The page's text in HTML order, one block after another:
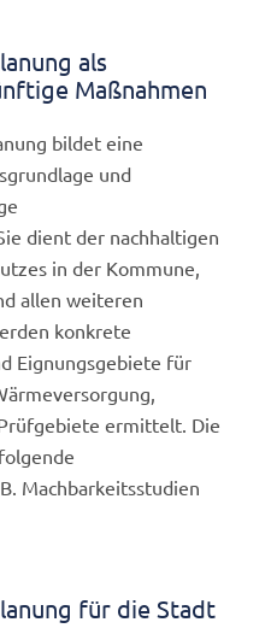
als
Maßnahmen
bildet eine
und
dient der nachhaltigen
in der Kommune,
allen weiteren
konkrete
Eignungsgebiete für
ermittelt. Die
Machbarkeitsstudien
für die Stadt